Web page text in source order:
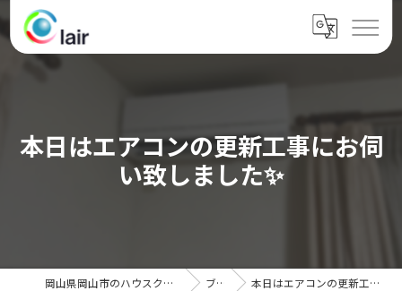
本日はエアコンの更新工事にお伺
い致しました✨
岡山県岡山市のハウスクリーニングならクレール ブログ 本日はエアコンの更新工事にお伺い致しました✨